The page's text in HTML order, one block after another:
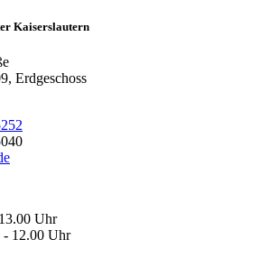
Kaiserslautern
Erdgeschoss
Uhr
Uhr